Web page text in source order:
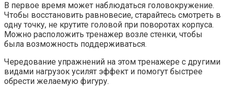
В первое время может наблюдаться головокружение.
Чтобы восстановить равновесие, старайтесь смотреть в
одну точку, не крутите головой при поворотах корпуса.
Можно расположить тренажер возле стенки, чтобы
была возможность поддерживаться.
Чередование упражнений на этом тренажере с другими
видами нагрузок усилят эффект и помогут быстрее
обрести желаемую фигуру.